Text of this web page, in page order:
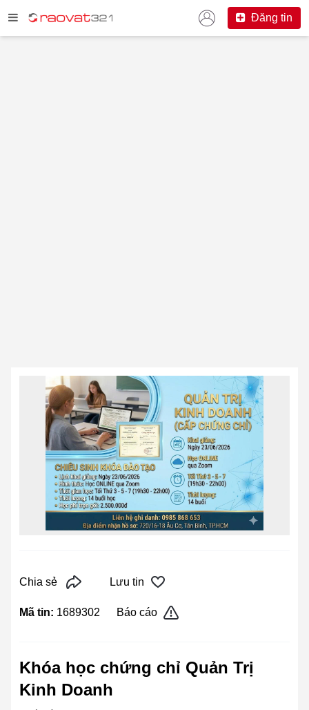
Đăng tin
Chia sẻ Lưu tin
Mã tin: 1689302 Báo cáo
Khóa học chứng chỉ Quản Trị
Kinh Doanh